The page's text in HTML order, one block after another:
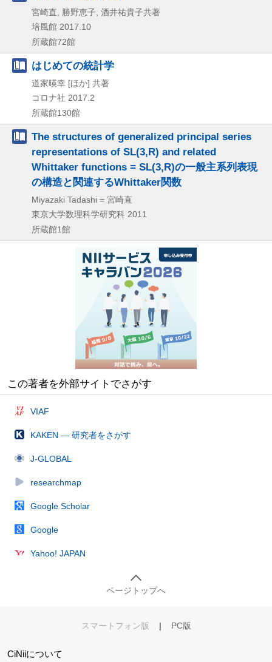
宮崎直, 勝野恵子, 酒井祐貴子共著
培風館 2017.10
所蔵館72館
はじめての統計学
道家暎幸 [ほか] 共著
コロナ社 2017.2
所蔵館130館
The structures of generalized principal series
representations of SL(3,R) and related
Whittaker functions = SL(3,R)の一般主系列表現
の構造と関連するWhittaker関数
Miyazaki Tadashi = 宮崎直
東京大学数理科学研究科 2011
所蔵館1館
この著者を外部サイトでさがす
VIAF
KAKEN — 研究者をさがす
J-GLOBAL
researchmap
Google Scholar
Google
Yahoo! JAPAN
ページトップへ
スマートフォン版 | PC版
CiNiiについて